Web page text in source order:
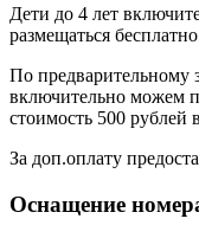
Дети до 4 лет
размещаться
По предварительному
включительно можем
стоимость 500 рублей
За доп.оплату
Оснащение